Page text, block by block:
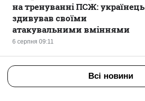
6 серпня 09:11
на тренуванні ПСЖ: українець
здивував своїми
атакувальними вміннями
Всі новини